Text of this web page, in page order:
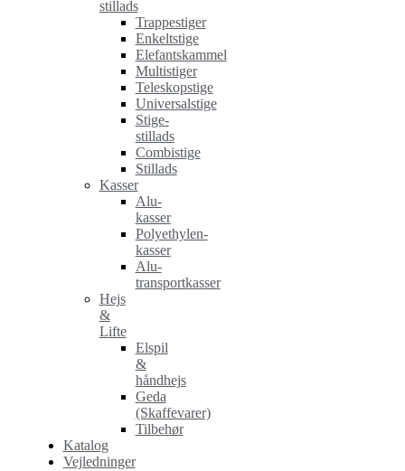
stillads
Trappestiger
Enkeltstige
Elefantskammel
Multistiger
Teleskopstige
Universalstige
Stige-
stillads
Combistige
Stillads
Kasser
Alu-
kasser
Polyethylen-
kasser
Alu-
transportkasser
Hejs
&
Lifte
Elspil
&
håndhejs
Geda
(Skaffevarer)
Tilbehør
Katalog
Vejledninger